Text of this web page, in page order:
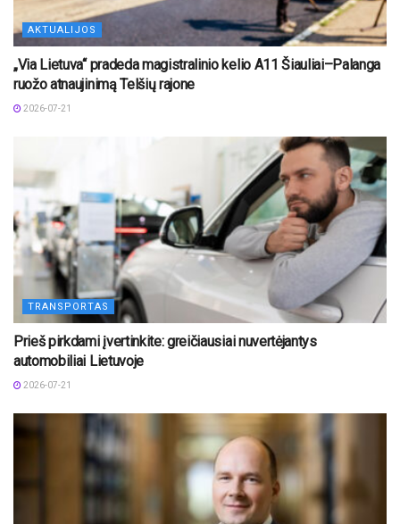
AKTUALIJOS
„Via Lietuva“ pradeda magistralinio kelio A11 Šiauliai–Palanga
ruožo atnaujinimą Telšių rajone
2026-07-21
TRANSPORTAS
Prieš pirkdami įvertinkite: greičiausiai nuvertėjantys
automobiliai Lietuvoje
2026-07-21